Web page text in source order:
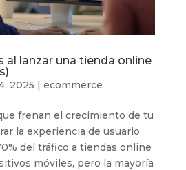
al lanzar una tienda online
2025 | ecommerce
frenan el crecimiento de tu
la experiencia de usuario
del tráfico a tiendas online
móviles, pero la mayoría